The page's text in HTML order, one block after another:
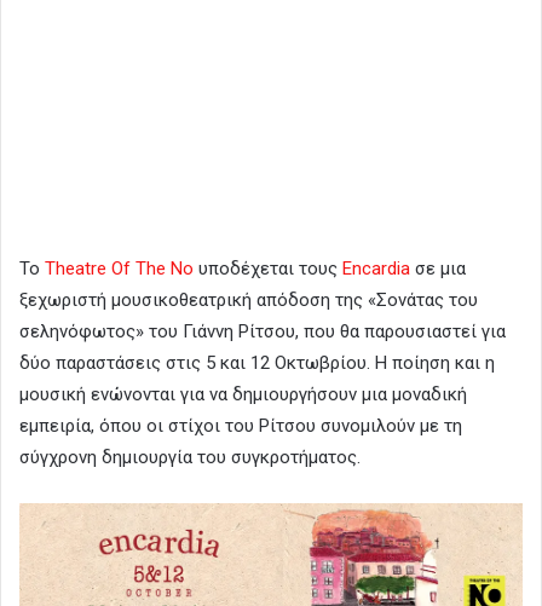
Το Theatre Of The No υποδέχεται τους Encardia σε μια
ξεχωριστή μουσικοθεατρική απόδοση της «Σονάτας του
σεληνόφωτος» του Γιάννη Ρίτσου, που θα παρουσιαστεί για
δύο παραστάσεις στις 5 και 12 Οκτωβρίου. Η ποίηση και η
μουσική ενώνονται για να δημιουργήσουν μια μοναδική
εμπειρία, όπου οι στίχοι του Ρίτσου συνομιλούν με τη
σύγχρονη δημιουργία του συγκροτήματος.